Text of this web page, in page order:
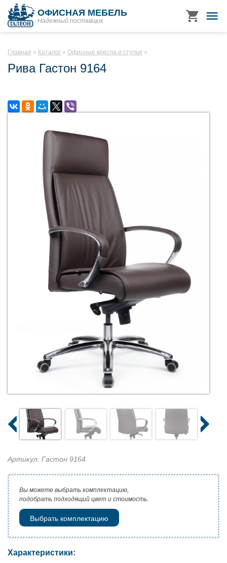
ОФИСНАЯ МЕБЕЛЬ
Надежный поставщик
Главная Каталог Офисные кресла и стулья
Рива Гастон 9164
Артикул: Гастон 9164
Вы можете выбрать комплектацию,
подобрать подходящий цвет и стоимость.
Выбрать комплектацию
Характеристики: